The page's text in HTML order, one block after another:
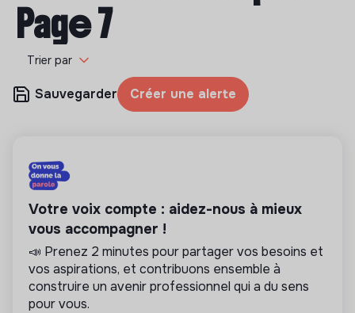
Page 7
Trier par
Sauvegarder Créer une alerte
Votre voix compte : aidez-nous à mieux
vous accompagner !
📣 Prenez 2 minutes pour partager vos besoins et
vos aspirations, et contribuons ensemble à
construire un avenir professionnel qui a du sens
pour vous.